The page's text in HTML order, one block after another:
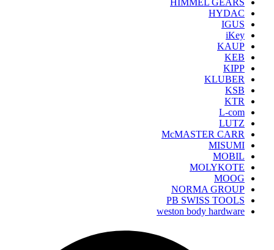
HYDAC
IGUS
iKey
KAUP
KEB
KIPP
KLUBER
KSB
KTR
L-com
LUTZ
McMASTER CARR
MISUMI
MOBIL
MOLYKOTE
MOOG
NORMA GROUP
PB SWISS TOOLS
weston body hardware